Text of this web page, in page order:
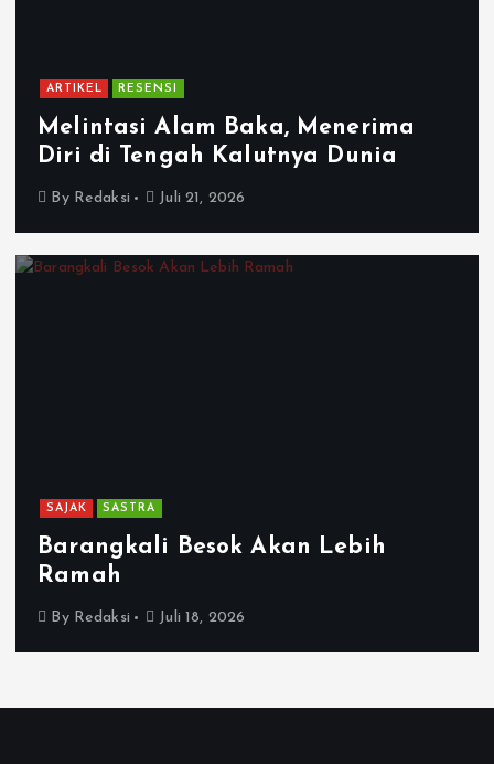
ARTIKEL RESENSI
Melintasi Alam Baka, Menerima
Diri di Tengah Kalutnya Dunia
By Redaksi Juli 21, 2026
SAJAK SASTRA
Barangkali Besok Akan Lebih
Ramah
By Redaksi Juli 18, 2026